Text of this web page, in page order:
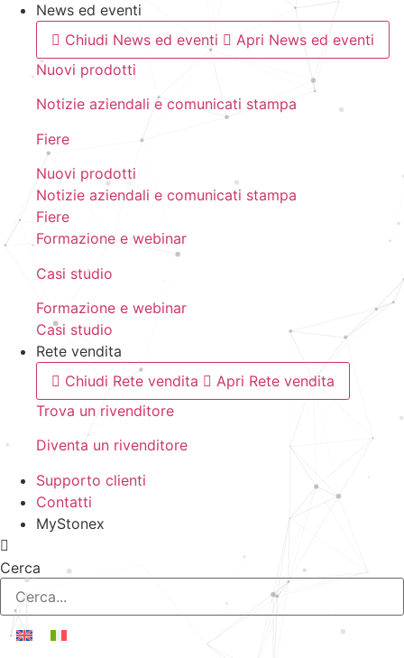
News ed eventi
Chiudi News ed eventi
Apri News ed eventi
Nuovi prodotti
Notizie aziendali e comunicati stampa
Fiere
Nuovi prodotti
Notizie aziendali e comunicati stampa
Fiere
Formazione e webinar
Casi studio
Formazione e webinar
Casi studio
Rete vendita
Chiudi Rete vendita
Apri Rete vendita
Trova un rivenditore
Diventa un rivenditore
Supporto clienti
Contatti
MyStonex
Cerca